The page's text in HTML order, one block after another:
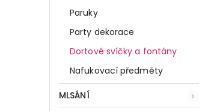
Paruky
Party dekorace
Dortové svíčky a fontány
Nafukovací předměty
MLSÁNÍ